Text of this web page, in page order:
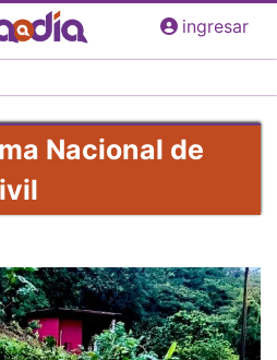
Pasar
al
principal
ingresar
Nacional de